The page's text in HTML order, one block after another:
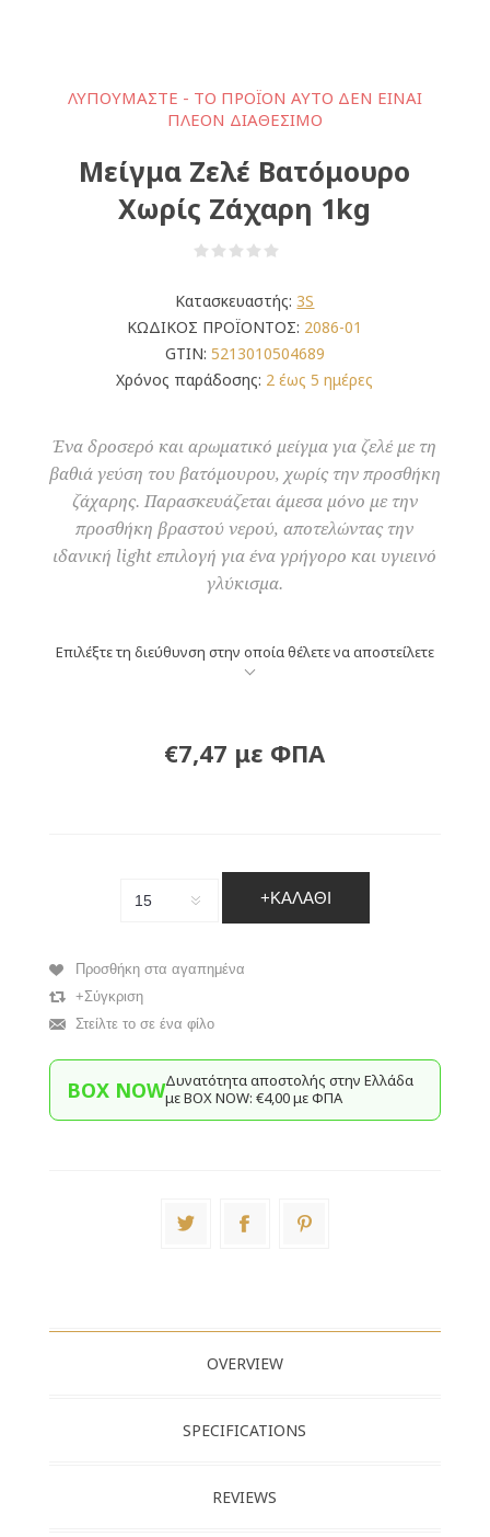
ΛΥΠΟΎΜΑΣΤΕ - ΤΟ ΠΡΟΪΌΝ ΑΥΤΌ ΔΕΝ ΕΊΝΑΙ
ΠΛΈΟΝ ΔΙΑΘΈΣΙΜΟ
Μείγμα Ζελέ Βατόμουρο
Χωρίς Ζάχαρη 1kg
Κατασκευαστής: 3S
ΚΩΔΙΚΟΣ ΠΡΟΪΟΝΤΟΣ: 2086-01
GTIN: 5213010504689
Χρόνος παράδοσης: 2 έως 5 ημέρες
Ένα δροσερό και αρωματικό μείγμα για ζελέ με τη
βαθιά γεύση του βατόμουρου, χωρίς την προσθήκη
ζάχαρης. Παρασκευάζεται άμεσα μόνο με την
προσθήκη βραστού νερού, αποτελώντας την
ιδανική light επιλογή για ένα γρήγορο και υγιεινό
γλύκισμα.
Επιλέξτε τη διεύθυνση στην οποία θέλετε να αποστείλετε
€7,47 με ΦΠΑ
+ΚΑΛΆΘΙ
Προσθήκη στα αγαπημένα
+Σύγκριση
Στείλτε το σε ένα φίλο
BOX NOWΔυνατότητα αποστολής στην Ελλάδα
με BΟΧ ΝOW: €4,00 με ΦΠΑ
OVERVIEW
SPECIFICATIONS
REVIEWS